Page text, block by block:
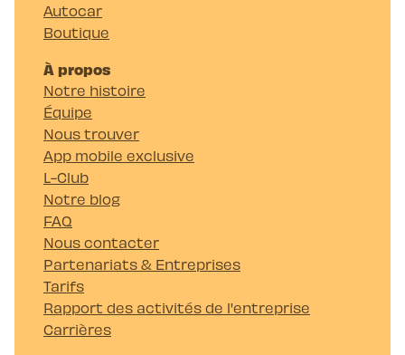
Autocar
Boutique
À propos
Notre histoire
Équipe
Nous trouver
App mobile exclusive
L-Club
Notre blog
FAQ
Nous contacter
Partenariats & Entreprises
Tarifs
Rapport des activités de l'entreprise
Carrières